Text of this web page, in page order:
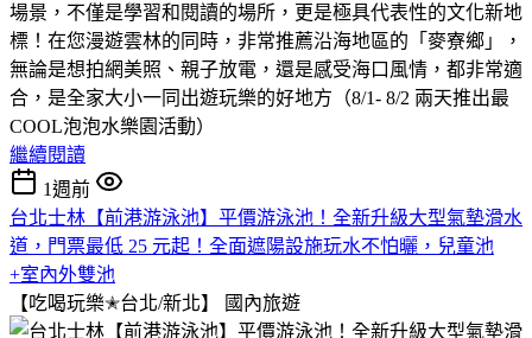
場景，不僅是學習和閱讀的場所，更是極具代表性的文化新地
標！在您漫遊雲林的同時，非常推薦沿海地區的「麥寮鄉」，
無論是想拍網美照、親子放電，還是感受海口風情，都非常適
合，是全家大小一同出遊玩樂的好地方（8/1- 8/2 兩天推出最
COOL泡泡水樂園活動）
繼續閱讀
1週前
台北士林【前港游泳池】平價游泳池！全新升級大型氣墊滑水
道，門票最低 25 元起！全面遮陽設施玩水不怕曬，兒童池
+室內外雙池
【吃喝玩樂✭台北/新北】
國內旅遊